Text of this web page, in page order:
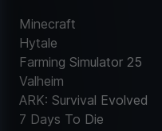
Minecraft
Hytale
Farming Simulator 25
Valheim
ARK: Survival Evolved
7 Days To Die